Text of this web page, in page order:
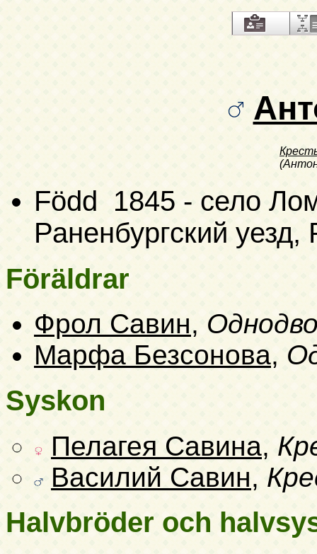
Född 1845 - село
Раненбургский уезд,
Föräldrar
Фрол Савин,
Марфа Безсонова,
Syskon
Пелагея Савина,
Василий Савин,
Halvbröder och